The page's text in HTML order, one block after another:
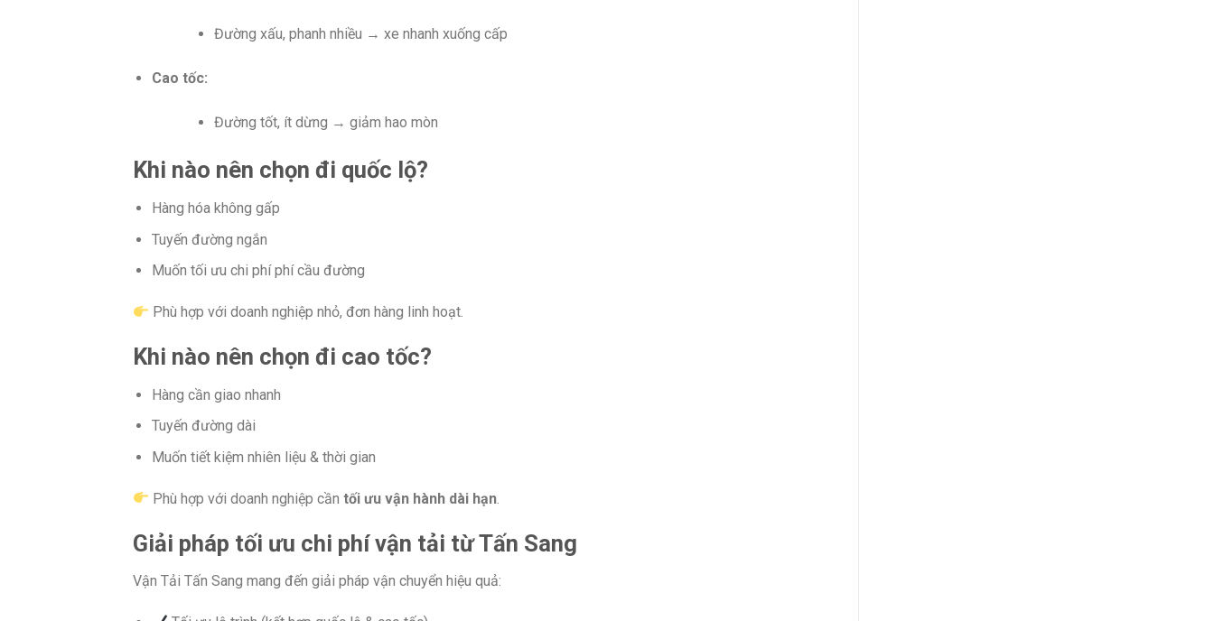
Đường xấu, phanh nhiều → xe nhanh xuống cấp
Cao tốc:
Đường tốt, ít dừng → giảm hao mòn
Khi nào nên chọn đi quốc lộ?
Hàng hóa không gấp
Tuyến đường ngắn
Muốn tối ưu chi phí phí cầu đường
Phù hợp với doanh nghiệp nhỏ, đơn hàng linh hoạt.
Khi nào nên chọn đi cao tốc?
Hàng cần giao nhanh
Tuyến đường dài
Muốn tiết kiệm nhiên liệu & thời gian
Phù hợp với doanh nghiệp cầntối ưu vận hành dài hạn.
Giải pháp tối ưu chi phí vận tải từ Tấn Sang
Vận Tải Tấn Sang mang đến giải pháp vận chuyển hiệu quả: